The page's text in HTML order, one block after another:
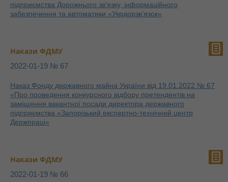
підприємства Дорожнього зв’язку, інформаційного
забезпечення та автоматики «Укрдорзв’язок»
Накази ФДМУ
2022-01-19 № 67
Наказ Фонду державного майна України від 19.01.2022 № 67
«Про проведення конкурсного відбору претендентів на
заміщення вакантної посади директора державного
підприємства «Запорізький експертно-технічний центр
Держпраці»
Накази ФДМУ
2022-01-19 № 66